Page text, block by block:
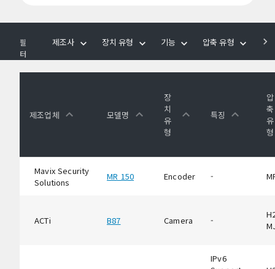
필
터
제조사 장치 유형 기능 압축 유형 음
제조업체 모델명
장
치
유
형
특징
압
축
유
형
Mavix Security
Solutions
MR 150 Encoder -
ACTi B87 Camera -
IPv6